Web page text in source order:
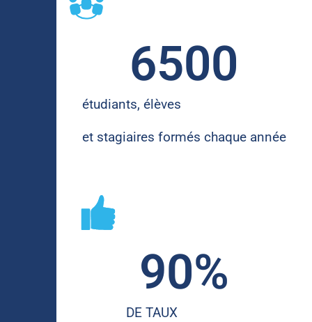
étudiants, élèves
et stagiaires formés chaque année
6500
DE TAUX
90%